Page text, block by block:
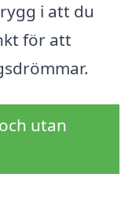
i att du
för att
utan